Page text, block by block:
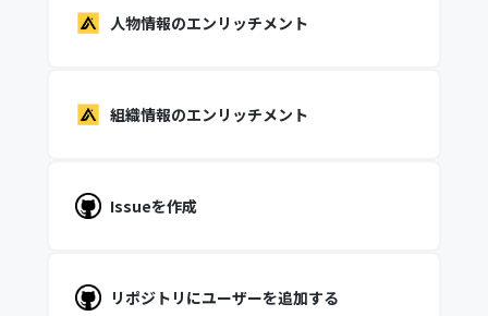
人物情報のエンリッチメント
組織情報のエンリッチメント
Issueを作成
リポジトリにユーザーを追加する